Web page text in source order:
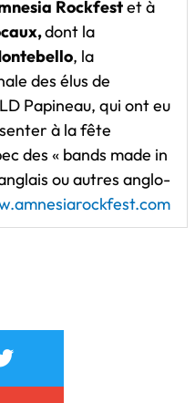
Rockfestet à
dont la
, la
des élus de
Papineau, qui ont eu
à la fête
des « bands made in
ou autres anglo-